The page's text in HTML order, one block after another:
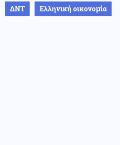
ΔΝΤ Ελληνική οικονομία